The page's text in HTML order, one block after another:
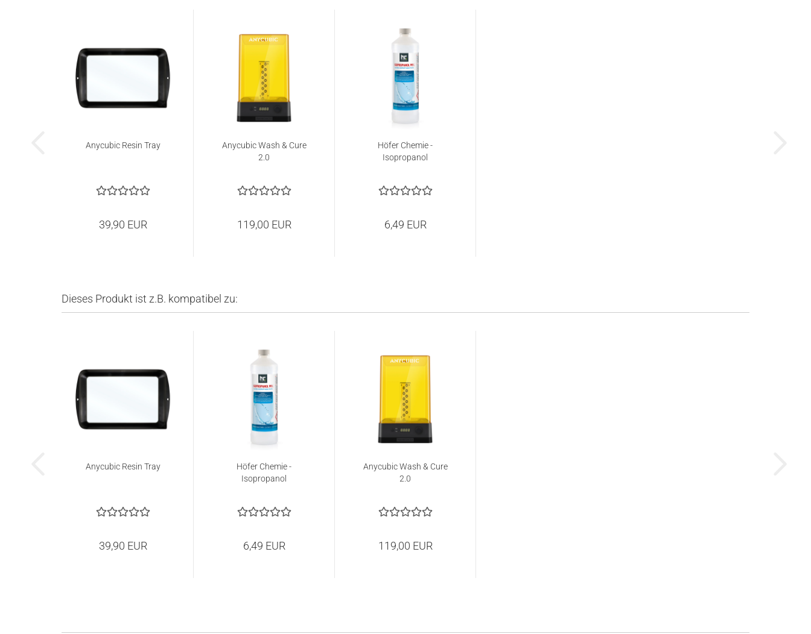
Anycubic Resin Tray
39,90 EUR
Anycubic Wash & Cure
2.0
119,00 EUR
Höfer Chemie -
Isopropanol
6,49 EUR
Dieses Produkt ist z.B. kompatibel zu:
Anycubic Resin Tray
39,90 EUR
Höfer Chemie -
Isopropanol
6,49 EUR
Anycubic Wash & Cure
2.0
119,00 EUR